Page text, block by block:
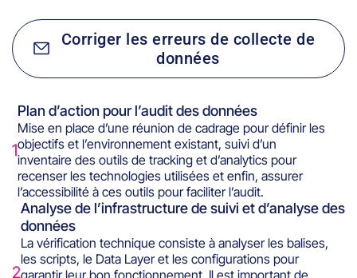
Corriger les erreurs de collecte de
données
1
Plan d’action pour l’audit des données
Mise en place d’une réunion de cadrage pour définir les
objectifs et l’environnement existant, suivi d’un
inventaire des outils de tracking et d’analytics pour
recenser les technologies utilisées et enfin, assurer
l’accessibilité à ces outils pour faciliter l’audit.
2
Analyse de l’infrastructure de suivi et d’analyse des
données
La vérification technique consiste à analyser les balises,
les scripts, le Data Layer et les configurations pour
garantir leur bon fonctionnement. Il est important de